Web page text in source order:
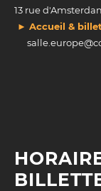
13 rue
► Accueil &